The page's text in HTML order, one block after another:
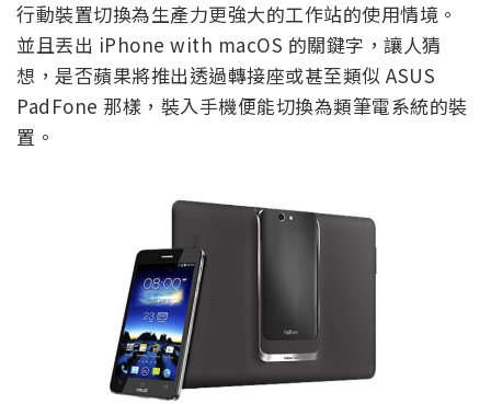
行動裝置切換為生產力更強大的工作站的使用情境。
並且丟出 iPhone with macOS 的關鍵字，讓人猜
想，是否蘋果將推出透過轉接座或甚至類似 ASUS
PadFone 那樣，裝入手機便能切換為類筆電系統的裝
置。